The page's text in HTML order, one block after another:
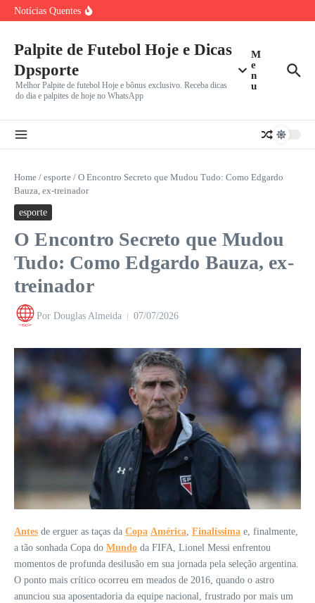
Ir para o conteúdo
Notícias Quentes
Montreal
Iniciam Caminhada na
Vini Jr. Apaga Tudo do Instagram e Recusa Proposta do
Palpite de Futebol Hoje e Dicas
Dpsporte
Melhor Palpite de futebol Hoje e bônus exclusivo. Receba dicas
do dia e palpites de hoje no WhatsApp
M
e
n
u
Home / esporte / O Encontro Secreto que Mudou Tudo: Como Edgardo
Bauza, ex-treinador
esporte
O Encontro Secreto que Mudou
Tudo: Como Edgardo Bauza, ex-
treinador
Por Douglas Almeida 07/07/2026
Antes de erguer as taças da Copa América, Finalíssima e, finalmente,
a tão sonhada Copa do Mundo da FIFA, Lionel Messi enfrentou
momentos de profunda desilusão em sua jornada pela seleção argentina.
O ponto mais crítico ocorreu em meados de 2016, quando o astro
anunciou sua aposentadoria da equipe nacional, frustrado por mais um